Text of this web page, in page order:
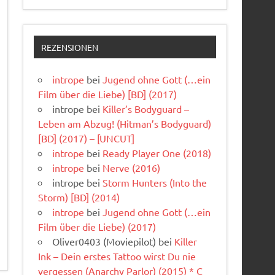
REZENSIONEN
intrope bei Jugend ohne Gott (…ein
Film über die Liebe) [BD] (2017)
intrope bei Killer’s Bodyguard –
Leben am Abzug! (Hitman’s Bodyguard)
[BD] (2017) – [UNCUT]
intrope bei Ready Player One (2018)
intrope bei Nerve (2016)
intrope beiStorm Hunters (Into the
Storm) [BD] (2014)
intrope bei Jugend ohne Gott (…ein
Film über die Liebe) (2017)
Oliver0403 (Moviepilot) bei Killer
Ink – Dein erstes Tattoo wirst Du nie
vergessen (Anarchy Parlor) (2015) * C